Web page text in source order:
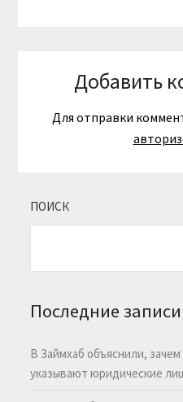
Добавить
Для отправки
ПОИСК
Последние записи
В Займхаб объяснили,
указывают юридические